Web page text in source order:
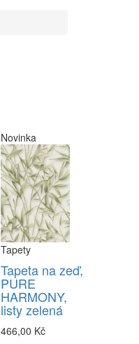
Novinka
Tapety
Tapeta na zeď,
PURE
HARMONY,
listy zelená
466,00 Kč